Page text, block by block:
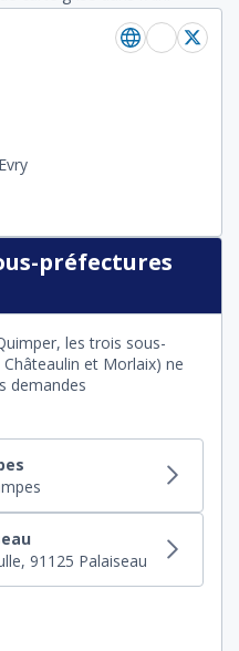
préfectures
les trois sous-
et Morlaix) ne
demandes
91125 Palaiseau